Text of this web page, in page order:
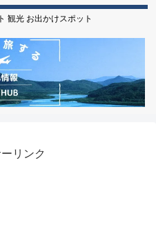
観光 お出かけスポット
リンク